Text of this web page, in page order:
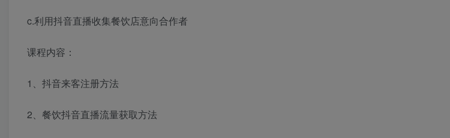
c.利用抖音直播收集餐饮店意向合作者
课程内容：
1、抖音来客注册方法
2、餐饮抖音直播流量获取方法